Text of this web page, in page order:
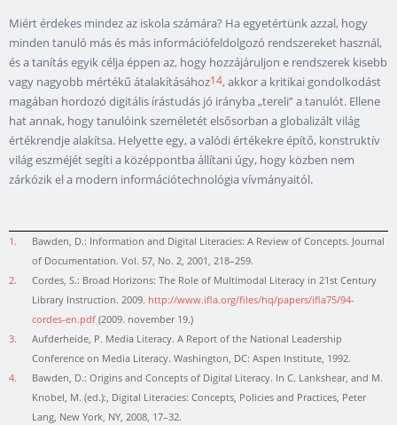
Miért érdekes mindez az iskola számára? Ha egyetértünk azzal, hogy
minden tanuló más és más információfeldolgozó rendszereket használ,
és a tanítás egyik célja éppen az, hogy hozzájáruljon e rendszerek kisebb
vagy nagyobb mértékű átalakításához14, akkor a kritikai gondolkodást
magában hordozó digitális írástudás jó irányba „tereli” a tanulót. Ellene
hat annak, hogy tanulóink személetét elsősorban a globalizált világ
értékrendje alakítsa. Helyette egy, a valódi értékekre építő, konstruktív
világ eszméjét segíti a középpontba állítani úgy, hogy közben nem
zárkózik el a modern információtechnológia vívmányaitól.
1.
Bawden, D.: Information and Digital Literacies: A Review of Concepts. Journal
of Documentation. Vol. 57, No. 2, 2001, 218–259.
2.
Cordes, S.: Broad Horizons: The Role of Multimodal Literacy in 21st Century
Library Instruction. 2009. http://www.ifla.org/files/hq/papers/ifla75/94-
cordes-en.pdf (2009. november 19.)
3.
Aufderheide, P. Media Literacy. A Report of the National Leadership
Conference on Media Literacy. Washington, DC: Aspen Institute, 1992.
4.
Bawden, D.: Origins and Concepts of Digital Literacy. In C. Lankshear, and M.
Knobel, M. (ed.):, Digital Literacies: Concepts, Policies and Practices, Peter
Lang, New York, NY, 2008, 17–32.